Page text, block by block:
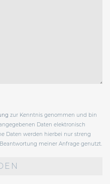
zur Kenntnis genommen und bin
Daten elektronisch
Daten werden hierbei nur streng
meiner Anfrage genutzt.